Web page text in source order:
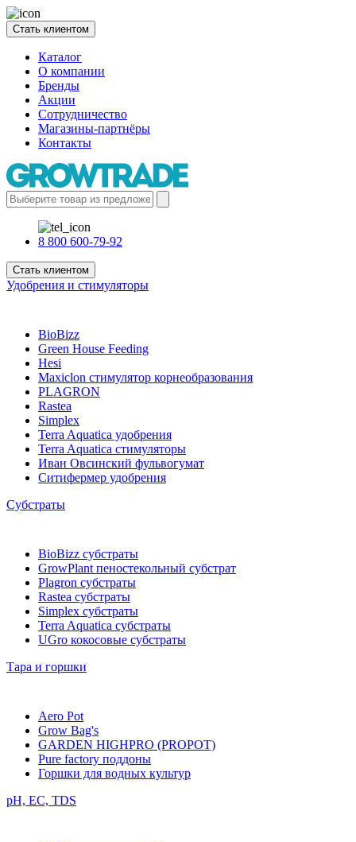
Стать клиентом
Каталог
О компании
Бренды
Акции
Сотрудничество
Магазины-партнёры
Контакты
8 800 600-79-92
Стать клиентом
Удобрения и стимуляторы
BioBizz
Green House Feeding
Hesi
Maxiclon стимулятор корнеобразования
PLAGRON
Rastea
Simplex
Terra Aquatica удобрения
Terra Aquatica стимуляторы
Иван Овсинский фульвогумат
Ситифермер удобрения
Субстраты
BioBizz cубстраты
GrowPlant пеностекольный субстрат
Plagron cубстраты
Rastea cубстраты
Simplex cубстраты
Terra Aquatica cубстраты
UGro кокосовые субстраты
Тара и горшки
Aero Pot
Grow Bag's
GARDEN HIGHPRO (PROPOT)
Pure factory поддоны
Горшки для водных культур
pH, EC, TDS